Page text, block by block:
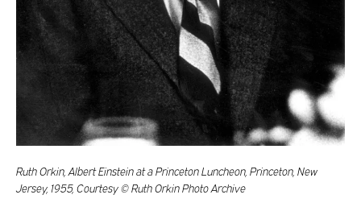
Ruth Orkin, Albert Einstein at a Princeton Luncheon, Princeton, New
Jersey, 1955, Courtesy © Ruth Orkin Photo Archive